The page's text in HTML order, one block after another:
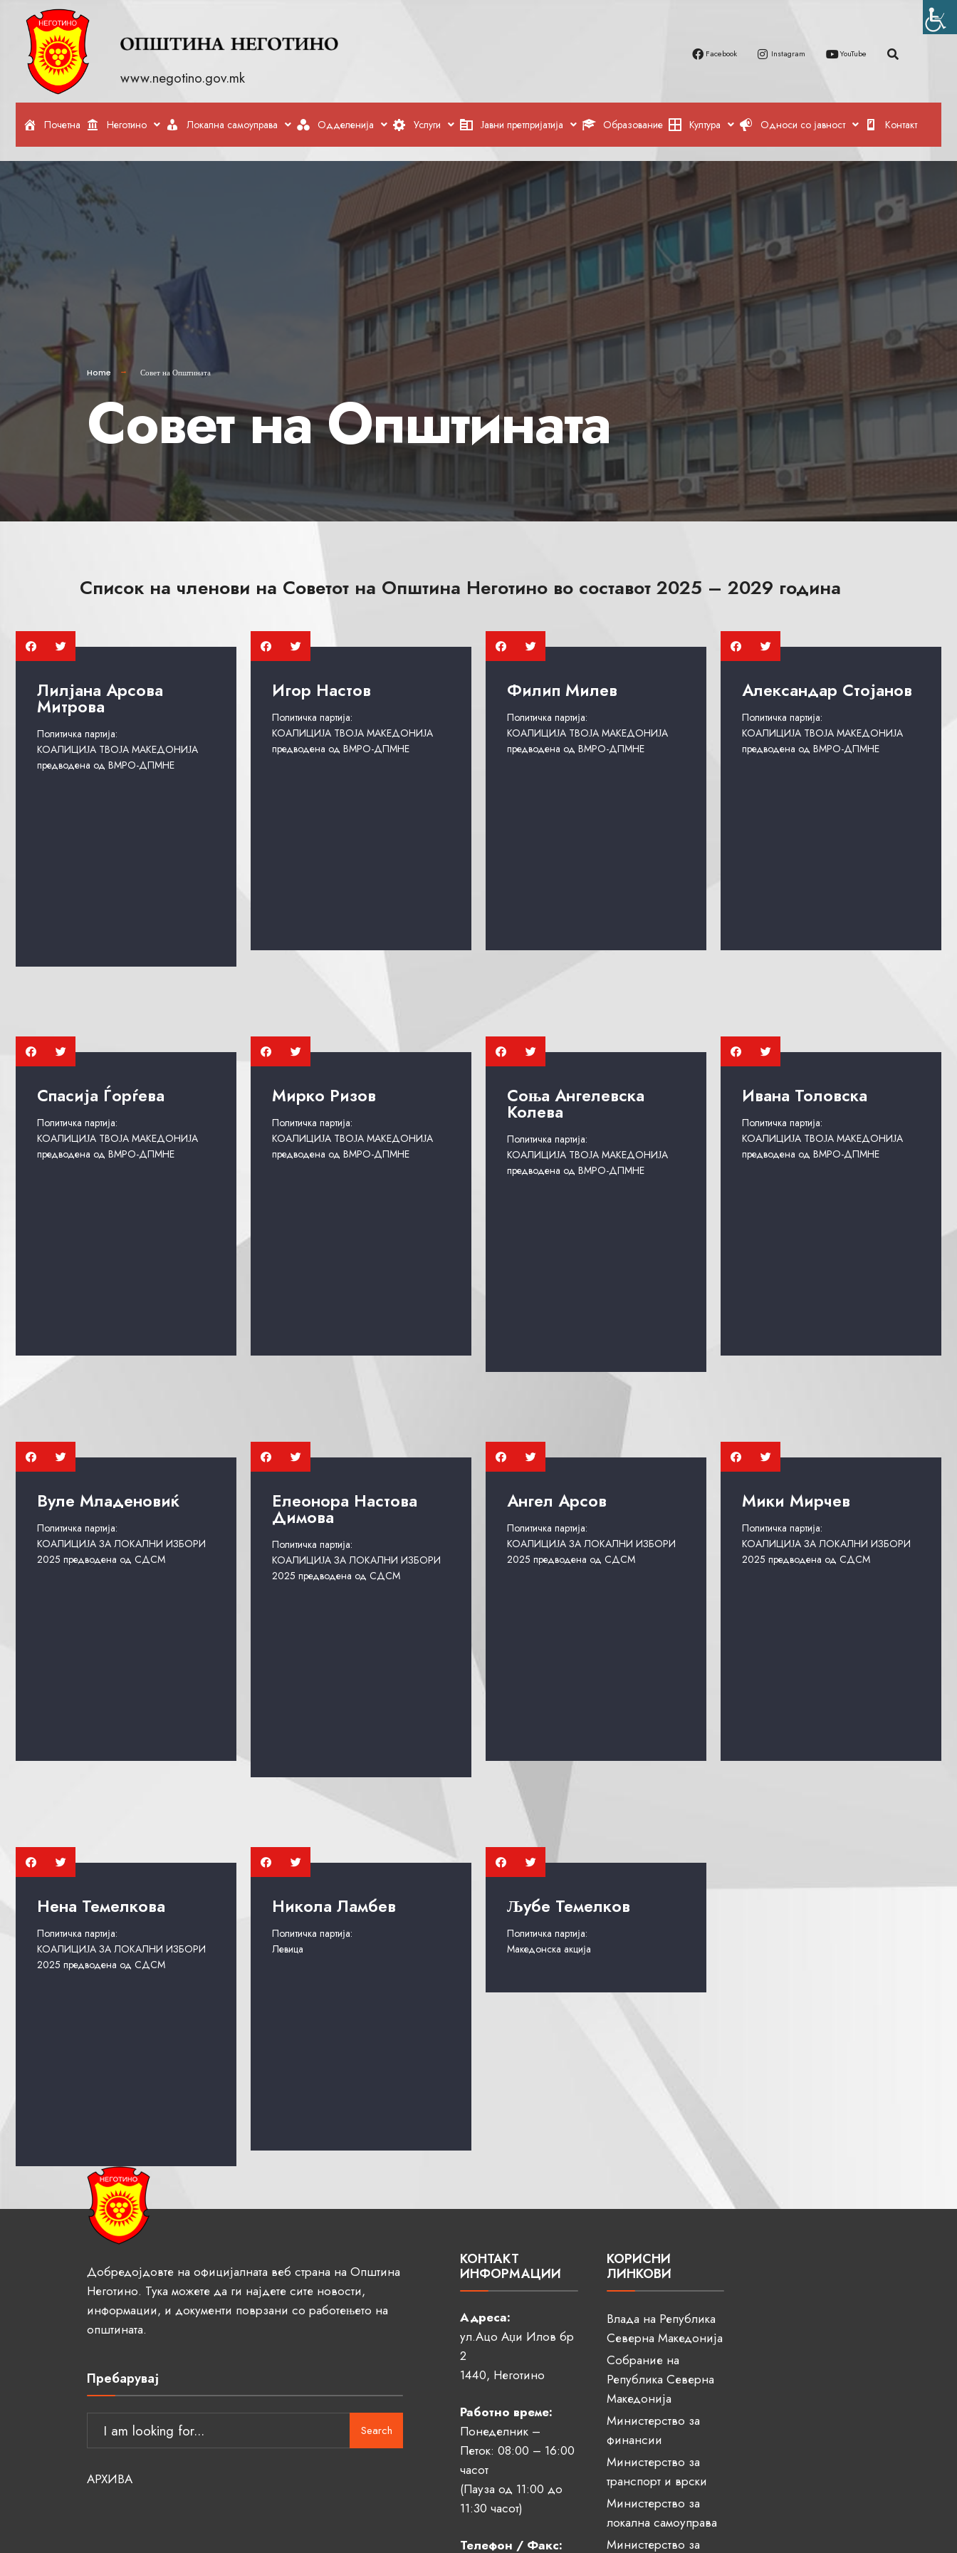
www.negotino.gov.mk
Facebook Instagram YouTube
Почетна Неготино Локална самоуправа Одделенија Услуги Јавни претпријатија Образование Култура Односи со јавност Контакт
Home Совет на Општината
Совет на Општината
Список на членови на Советот на Општина Неготино во составот 2025 – 2029 година
Лилјана Арсова
Митрова
Политичка партија:
КОАЛИЦИЈА ТВОЈА МАКЕДОНИЈА
предводена од ВМРО-ДПМНЕ
Игор Настов
Политичка партија:
КОАЛИЦИЈА ТВОЈА МАКЕДОНИЈА
предводена од ВМРО-ДПМНЕ
Филип Милев
Политичка партија:
КОАЛИЦИЈА ТВОЈА МАКЕДОНИЈА
предводена од ВМРО-ДПМНЕ
Александар Стојанов
Политичка партија:
КОАЛИЦИЈА ТВОЈА МАКЕДОНИЈА
предводена од ВМРО-ДПМНЕ
Спасија Ѓорѓева
Политичка партија:
КОАЛИЦИЈА ТВОЈА МАКЕДОНИЈА
предводена од ВМРО-ДПМНЕ
Мирко Ризов
Политичка партија:
КОАЛИЦИЈА ТВОЈА МАКЕДОНИЈА
предводена од ВМРО-ДПМНЕ
Соња Ангелевска
Колева
Политичка партија:
КОАЛИЦИЈА ТВОЈА МАКЕДОНИЈА
предводена од ВМРО-ДПМНЕ
Ивана Толовска
Политичка партија:
КОАЛИЦИЈА ТВОЈА МАКЕДОНИЈА
предводена од ВМРО-ДПМНЕ
Вуле Младеновиќ
Политичка партија:
КОАЛИЦИЈА ЗА ЛОКАЛНИ ИЗБОРИ
2025 предводена од СДСМ
Елеонора Настова
Димова
Политичка партија:
КОАЛИЦИЈА ЗА ЛОКАЛНИ ИЗБОРИ
2025 предводена од СДСМ
Ангел Арсов
Политичка партија:
КОАЛИЦИЈА ЗА ЛОКАЛНИ ИЗБОРИ
2025 предводена од СДСМ
Мики Мирчев
Политичка партија:
КОАЛИЦИЈА ЗА ЛОКАЛНИ ИЗБОРИ
2025 предводена од СДСМ
Нена Темелкова
Политичка партија:
КОАЛИЦИЈА ЗА ЛОКАЛНИ ИЗБОРИ
2025 предводена од СДСМ
Никола Ламбев
Политичка партија:
Левица
Љубе Темелков
Политичка партија:
Македонска акција
Добредојдовте на официјалната веб страна на Општина
Неготино. Тука можете да ги најдете сите новости,
информации, и документи поврзани со работењето на
општината.
Пребарувај
Search
АРХИВА
КОНТАКТ
ИНФОРМАЦИИ
Адреса:
ул.Ацо Аџи Илов бр
2
1440, Неготино
Работно време:
Понеделник –
Петок: 08:00 – 16:00
часот
(Пауза од 11:00 до
11:30 часот)
Телефон / Факс:
КОРИСНИ
ЛИНКОВИ
Влада на Република
Северна Македонија
Собрание на
Република Северна
Македонија
Министерство за
финансии
Министерство за
транспорт и врски
Министерство за
локална самоуправа
Министерство за